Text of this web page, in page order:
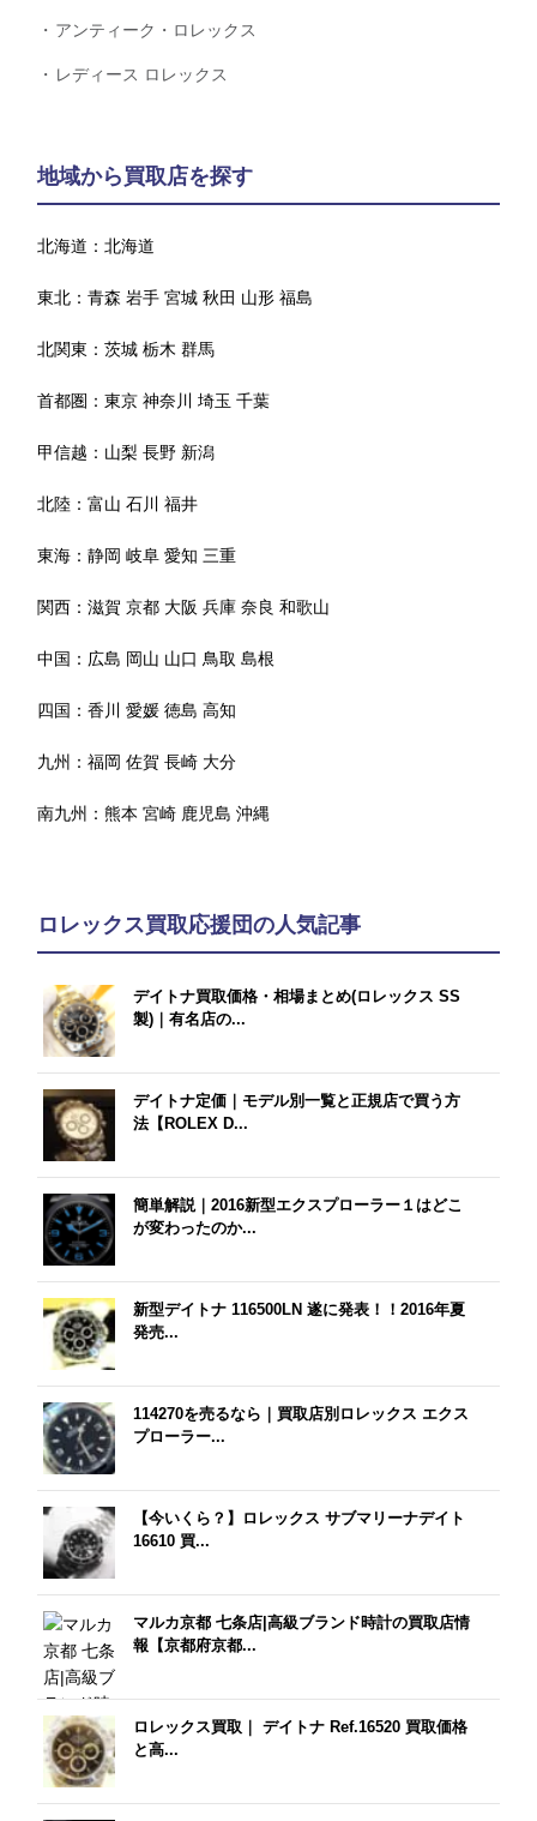
アンティーク・ロレックス
レディース ロレックス
地域から買取店を探す
北海道：北海道
東北：青森 岩手 宮城 秋田 山形 福島
北関東：茨城 栃木 群馬
首都圏：東京 神奈川 埼玉 千葉
甲信越： 山梨 長野 新潟
北陸：富山 石川 福井
東海：静岡 岐阜 愛知 三重
関西：滋賀 京都 大阪 兵庫 奈良 和歌山
中国： 広島 岡山 山口 鳥取 島根
四国：香川 愛媛 徳島 高知
九州：福岡 佐賀 長崎 大分
南九州：熊本 宮崎 鹿児島 沖縄
ロレックス買取応援団の人気記事
デイトナ買取価格・相場まとめ(ロレックス SS
製)｜有名店の...
デイトナ定価｜モデル別一覧と正規店で買う方
法【ROLEX D...
簡単解説｜2016新型エクスプローラー１はどこ
が変わったのか...
新型デイトナ 116500LN 遂に発表！！2016年夏
発売...
114270を売るなら｜買取店別ロレックス エクス
プローラー...
【今いくら？】ロレックス サブマリーナデイト
16610 買...
マルカ京都 七条店|高級ブランド時計の買取店情
報【京都府京都...
ロレックス買取｜ デイトナ Ref.16520 買取価格
と高...